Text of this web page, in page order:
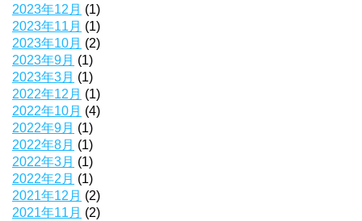
2023年12月 (1)
2023年11月 (1)
2023年10月 (2)
2023年9月 (1)
2023年3月 (1)
2022年12月 (1)
2022年10月 (4)
2022年9月 (1)
2022年8月 (1)
2022年3月 (1)
2022年2月 (1)
2021年12月 (2)
2021年11月 (2)